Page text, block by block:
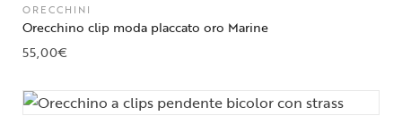
ORECCHINI
Orecchino clip moda placcato oro Marine
55,00€